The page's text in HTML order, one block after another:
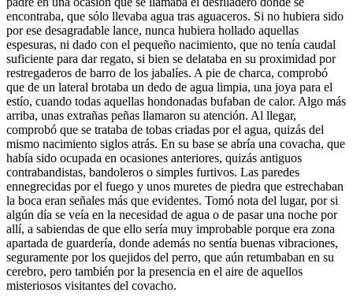
encontraba, que sólo llevaba agua tras aguaceros. Si no hubiera sido
por ese desagradable lance, nunca hubiera hollado aquellas
espesuras, ni dado con el pequeño nacimiento, que no tenía caudal
suficiente para dar regato, si bien se delataba en su proximidad por
restregaderos de barro de los jabalíes. A pie de charca, comprobó
que de un lateral brotaba un dedo de agua limpia, una joya para el
estío, cuando todas aquellas hondonadas bufaban de calor. Algo más
arriba, unas extrañas peñas llamaron su atención. Al llegar,
comprobó que se trataba de tobas criadas por el agua, quizás del
mismo nacimiento siglos atrás. En su base se abría una covacha, que
había sido ocupada en ocasiones anteriores, quizás antiguos
contrabandistas, bandoleros o simples furtivos. Las paredes
ennegrecidas por el fuego y unos muretes de piedra que estrechaban
la boca eran señales más que evidentes. Tomó nota del lugar, por si
algún día se veía en la necesidad de agua o de pasar una noche por
allí, a sabiendas de que ello sería muy improbable porque era zona
apartada de guardería, donde además no sentía buenas vibraciones,
seguramente por los quejidos del perro, que aún retumbaban en su
cerebro, pero también por la presencia en el aire de aquellos
misteriosos visitantes del covacho.